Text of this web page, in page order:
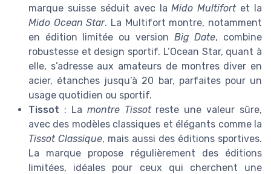
marque suisse séduit avec laMido Multifortet la
Mido Ocean Star. La Multifort montre, notamment
en édition limitée ou version Big Date, combine
robustesse et design sportif. L’Ocean Star, quant à
elle, s’adresse aux amateurs de montres diver en
acier, étanches jusqu’à 20 bar, parfaites pour un
usage quotidien ou sportif.
Tissot : La montre Tissotreste une valeur sûre,
avec des modèles classiques et élégants comme la
Tissot Classique, mais aussi des éditions sportives.
La marque propose régulièrement des éditions
limitées, idéales pour ceux qui cherchent une